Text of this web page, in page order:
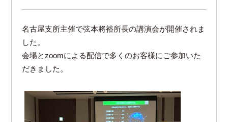
名古屋支所主催で弦本將裕所長の講演会が開催されま
した。
会場とzoomによる配信で多くのお客様にご参加いた
だきました。